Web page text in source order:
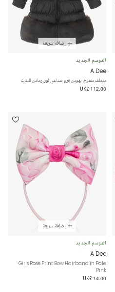
إضافة سريعة
الموسم الجديد
A Dee
معطف منفوخ بهودي فرو صناعي لون رمادي للبنات
UK£ 112.00
إضافة سريعة
الموسم الجديد
A Dee
Girls Rose Print Bow Hairband in Pale
Pink
UK£ 14.00